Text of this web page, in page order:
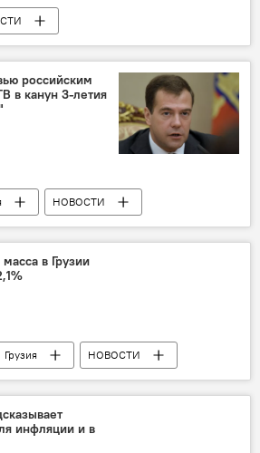
Медведев дал интервью телеканалу ПИК и российским СМИ
российским
в канун 3-летия
НОВОСТИ
Медведев дал интервью телеканалу ПИК и российским СМИ
в Грузии
Грузия НОВОСТИ
инфляции и в